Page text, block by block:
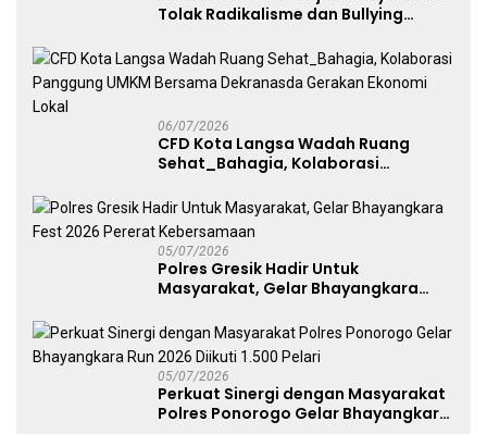
Tolak Radikalisme dan Bullying
Free Day Makassar
06/07/2026
CFD Kota Langsa Wadah Ruang
Sehat_Bahagia, Kolaborasi
Dekranasda Gerakan Ekonomi Lokal
05/07/2026
Polres Gresik Hadir Untuk
Masyarakat, Gelar Bhayangkara
05/07/2026
Perkuat Sinergi dengan Masyarakat
Polres Ponorogo Gelar Bhayangkara